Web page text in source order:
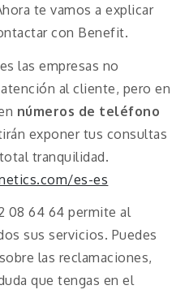
te vamos a explicar
con Benefit.
las empresas no
al cliente, pero en
números de teléfono
exponer tus consultas
tranquilidad.
es-es
08 64 64 permite al
sus servicios. Puedes
las reclamaciones,
que tengas en el